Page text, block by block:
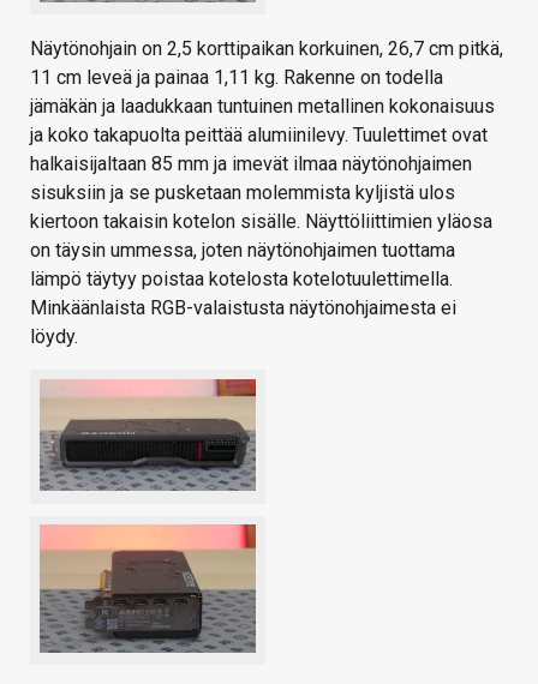
Näytönohjain on 2,5 korttipaikan korkuinen, 26,7 cm pitkä,
11 cm leveä ja painaa 1,11 kg. Rakenne on todella
jämäkän ja laadukkaan tuntuinen metallinen kokonaisuus
ja koko takapuolta peittää alumiinilevy. Tuulettimet ovat
halkaisijaltaan 85 mm ja imevät ilmaa näytönohjaimen
sisuksiin ja se pusketaan molemmista kyljistä ulos
kiertoon takaisin kotelon sisälle. Näyttöliittimien yläosa
on täysin ummessa, joten näytönohjaimen tuottama
lämpö täytyy poistaa kotelosta kotelotuulettimella.
Minkäänlaista RGB-valaistusta näytönohjaimesta ei
löydy.